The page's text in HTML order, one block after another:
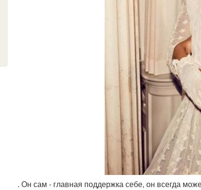
. Он сам - главная поддержка себе, он всегда